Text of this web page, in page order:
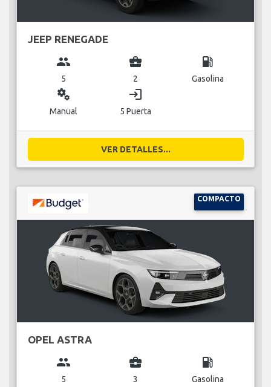
JEEP RENEGADE
group
5
business_center
2
local_gas_station
Gasolina
miscellaneous_services
Manual
login
5 Puerta
VER DETALLES...
COMPACTO
OPEL ASTRA
group
5
business_center
3
local_gas_station
Gasolina